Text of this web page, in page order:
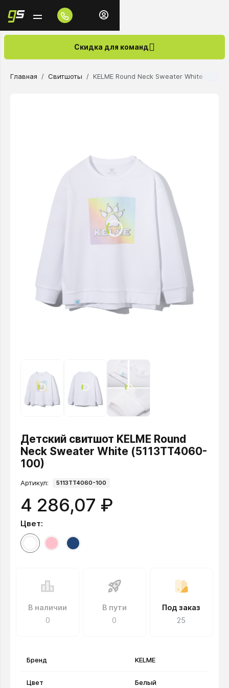
Скидка для команд
Главная Свитшоты KELME Round Neck Sweater White
Детский свитшот KELME Round
Neck Sweater White (5113TT4060-
100)
Артикул: 5113TT4060-100
4 286,07 ₽
Цвет:
В наличии
0
В пути
0
Под заказ
25
Бренд KELME
Цвет Белый